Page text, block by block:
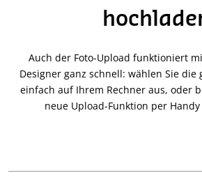
Auch der Foto-Upload funktioniert
Designer ganz schnell: wählen Sie
einfach auf Ihrem Rechner aus, oder
neue Upload-Funktion per Handy